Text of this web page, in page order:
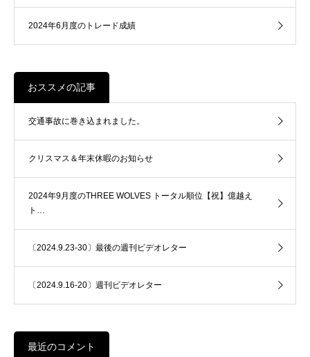
2024年6月度のトレード成績
おススメの記事
交通事故に巻き込まれました。
クリスマス＆年末休暇のお知らせ
2024年9月度のTHREE WOLVES トータル順位【祝】億越え
ト…
〔2024.9.23-30〕最後の週刊ビデオレター
〔2024.9.16-20〕週刊ビデオレター
最近のコメント